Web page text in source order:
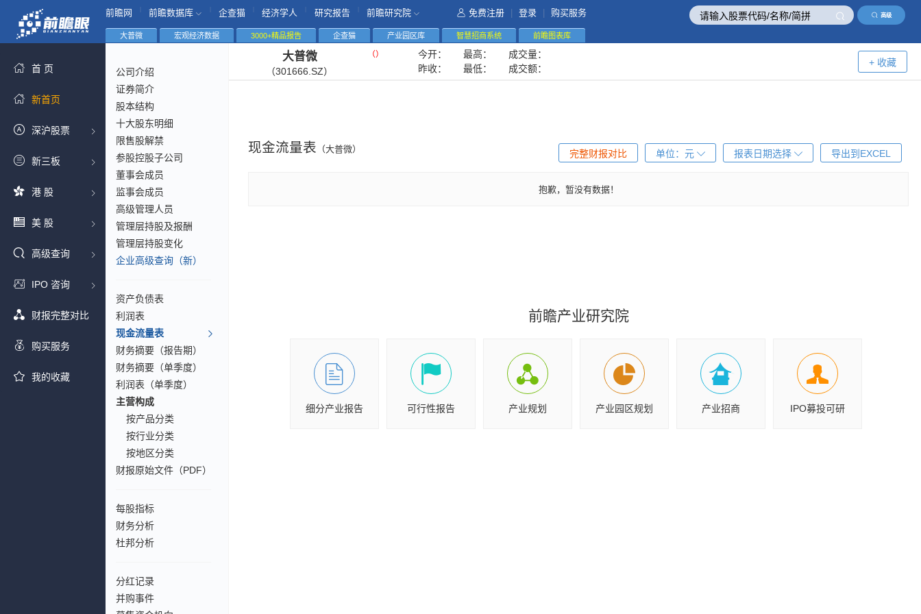
高级
前瞻网 前瞻数据库 企查猫 经济学人 研究报告 前瞻研究院 免费注册 登录 购买服务
首 页
新首页
深沪股票
新三板
港 股
美 股
高级查询
IPO 咨询
财报完整对比
购买服务
我的收藏
大普微 宏观经济数据 3000+精品报告 企查猫 产业园区库 智慧招商系统 前瞻图表库
公司介绍
证券简介
股本结构
十大股东明细
限售股解禁
参股控股子公司
董事会成员
监事会成员
高级管理人员
管理层持股及报酬
管理层持股变化
企业高级查询（新）
资产负债表
利润表
现金流量表
财务摘要（报告期）
财务摘要（单季度）
利润表（单季度）
主营构成
按产品分类
按行业分类
按地区分类
财报原始文件（PDF）
每股指标
财务分析
杜邦分析
分红记录
并购事件
大普微
（301666.SZ）
（） 今开： 最高：
成交量：
昨收：
最低： 成交额：
+ 收藏
现金流量表 （大普微） 导出到EXCEL
报表日期选择
单位： 元
完整财报对比
抱歉，暂没有数据！
前瞻产业研究院
细分产业报告 可行性报告 产业规划 产业园区规划 产业招商 IPO募投可研